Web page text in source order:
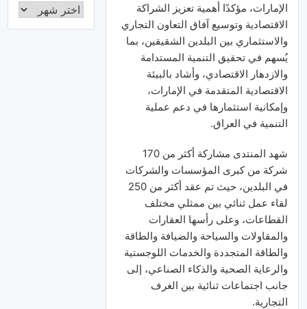
الإمارات، مؤكدًا أهمية تعزيز الشراكة
الاقتصادية وتوسيع آفاق التعاون التجاري
والاستثماري بين البلدين الشقيقين، بما
يُسهم في تحقيق التنمية المستدامة
والازدهار الاقتصادي، وأشاد بالبيئة
الاقتصادية المتقدمة في الإمارات،
وإمكانية استثمارها في دعم عملية
التنمية في العراق.
شهد المنتدى مشاركة أكثر من 170
شركة من كبرى المؤسسات والشركات
في البلدين، حيث تم عقد أكثر من 250
لقاء عمل ثنائي بين ممثلي مختلف
القطاعات، وعلى رأسها العقارات
والمقاولات والسياحة والضيافة والطاقة
والطاقة المتجددة والخدمات اللوجستية
والرعاية الصحية والذكاء الصناعي، إلى
جانب اجتماعات ثنائية بين الغرف
التجارية.